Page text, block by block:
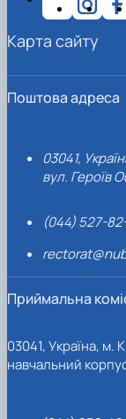
Поштова адреса
03041,
вул. Героїв
(044) 527-
Приймальна
03041, Україна, м.
навчальний
Карта сайту